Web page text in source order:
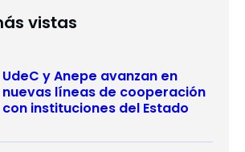
vistas
UdeC y Anepe avanzan en
nuevas líneas de cooperación
con instituciones del Estado